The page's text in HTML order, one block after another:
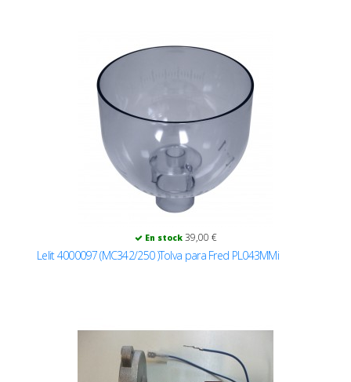
En stock 39,00 €
Lelit 4000097 (MC342/250 )Tolva para Fred PL043MMi